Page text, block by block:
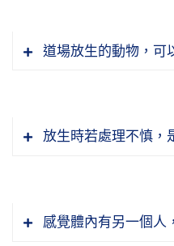
道場放生的動物，可
放生時若處理不慎，
感覺體內有另一個人